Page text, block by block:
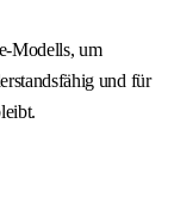
Modells, um
und für